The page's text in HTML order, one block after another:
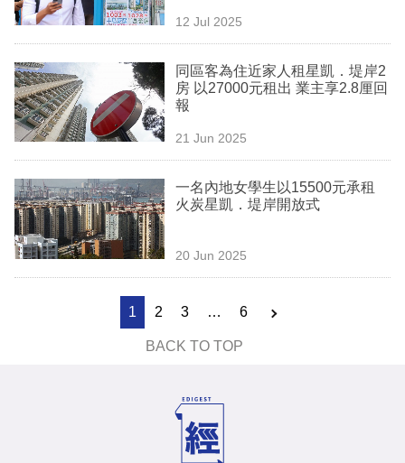
12 Jul 2025
同區客為住近家人租星凱．堤岸2
房 以27000元租出 業主享2.8厘回
報
21 Jun 2025
一名內地女學生以15500元承租
火炭星凱．堤岸開放式
20 Jun 2025
1 2 3 … 6
BACK TO TOP